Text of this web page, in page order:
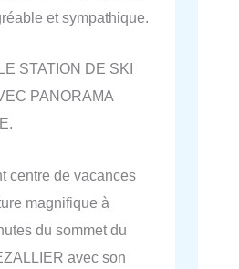
et sympathique.
STATION DE SKI
PANORAMA
centre de vacances
magnifique à
du sommet du
avec son